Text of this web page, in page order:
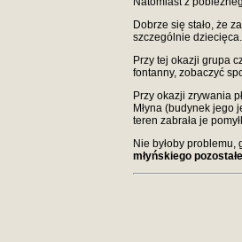
Dobrze się stało, że
szczególnie dziecięca.
Przy tej okazji grupa
fontanny, zobaczyć
Przy okazji zrywania
Młyna (budynek jego
teren zabrała je
Nie byłoby
młyńskiego